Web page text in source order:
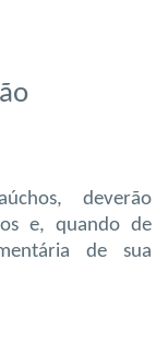
deverão
e, quando de
de sua